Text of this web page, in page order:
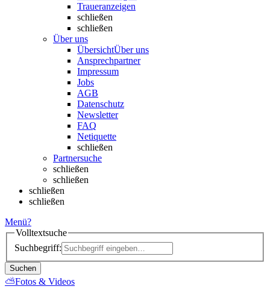
Traueranzeigen
schließen
schließen
Über uns
ÜbersichtÜber uns
Ansprechpartner
Impressum
Jobs
AGB
Datenschutz
Newsletter
FAQ
Netiquette
schließen
Partnersuche
schließen
schließen
schließen
schließen
Menü?
Volltextsuche
Suchbegriff:
Suchen
⛅Fotos & Videos